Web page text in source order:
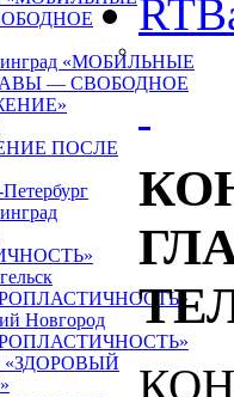
«МОБИЛЬНЫЕ
— СВОБОДНОЕ
ПОСЛЕ
Новгород